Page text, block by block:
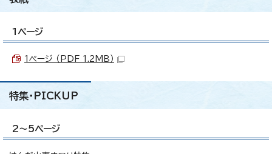
1ページ
1ページ （PDF 1.2MB）
特集・PICKUP
2～5ページ